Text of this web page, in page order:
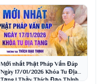
Mới nhất Phật Pháp Vấn Đáp
Ngày 17/01/2026 Khóa Tu Địa
Tạng | Thầy Thích Đạo Thịnh